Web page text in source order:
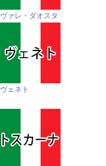
ヴァレ・ダオスタ
ヴェネト